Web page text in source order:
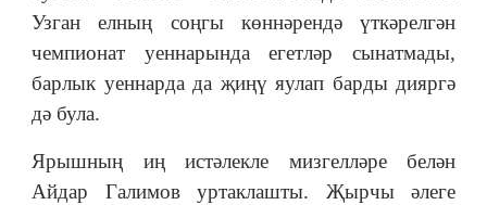
Узган елның соңгы көннәрендә үткәрелгән
чемпионат уеннарында егетләр сынатмады,
барлык уеннарда да җиңү яулап барды дияргә
дә була.
Ярышның иң истәлекле мизгелләре белән
Айдар Галимов уртаклашты. Җырчы әлеге